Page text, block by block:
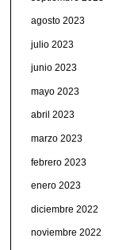
agosto 2023
julio 2023
junio 2023
mayo 2023
abril 2023
marzo 2023
febrero 2023
enero 2023
diciembre 2022
noviembre 2022